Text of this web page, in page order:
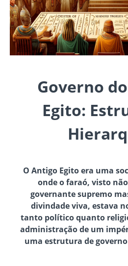
Governo
Egito:
O Antigo Egito era uma
onde o faraó, visto
governante supremo
divindade viva, estava
tanto político quanto
administração de um
uma estrutura de